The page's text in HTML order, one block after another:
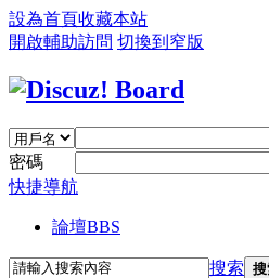
設為首頁收藏本站
開啟輔助訪問 切換到窄版
密碼
快捷導航
論壇BBS
搜索